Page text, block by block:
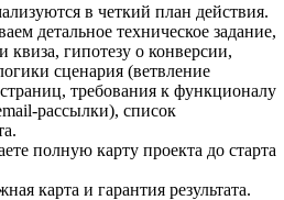
в четкий план действия.
детальное техническое задание,
квиза, гипотезу о конверсии,
сценария (ветвление
требования к функционалу
рассылки), список
полную карту проекта до старта
карта и гарантия результата.